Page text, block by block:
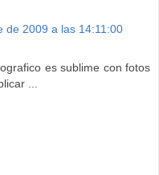
de 2009 a las 14:11:00
es sublime con fotos
...